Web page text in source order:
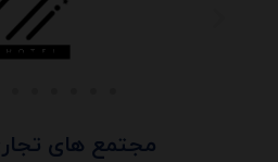
مجتمع های